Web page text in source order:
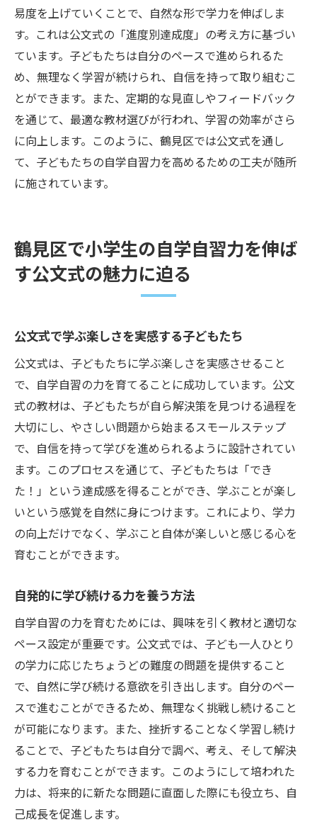
家庭での公文式活用法の工夫と実践
小学生の時期だからこそ学べる公文式の利
点
成長を見守る親御さんの声とその効果
易度を上げていくことで、自然な形で学力を伸ばしま
す。これは公文式の「進度別達成度」の考え方に基づい
ています。子どもたちは自分のペースで進められるた
め、無理なく学習が続けられ、自信を持って取り組むこ
とができます。また、定期的な見直しやフィードバック
を通じて、最適な教材選びが行われ、学習の効率がさら
に向上します。このように、鶴見区では公文式を通し
て、子どもたちの自学自習力を高めるための工夫が随所
に施されています。
鶴見区で小学生の自学自習力を伸ば
す公文式の魅力に迫る
公文式で学ぶ楽しさを実感する子どもたち
公文式は、子どもたちに学ぶ楽しさを実感させること
で、自学自習の力を育てることに成功しています。公文
式の教材は、子どもたちが自ら解決策を見つける過程を
大切にし、やさしい問題から始まるスモールステップ
で、自信を持って学びを進められるように設計されてい
ます。このプロセスを通じて、子どもたちは「でき
た！」という達成感を得ることができ、学ぶことが楽し
いという感覚を自然に身につけます。これにより、学力
の向上だけでなく、学ぶこと自体が楽しいと感じる心を
育むことができます。
自発的に学び続ける力を養う方法
自学自習の力を育むためには、興味を引く教材と適切な
ペース設定が重要です。公文式では、子ども一人ひとり
の学力に応じたちょうどの難度の問題を提供すること
で、自然に学び続ける意欲を引き出します。自分のペー
スで進むことができるため、無理なく挑戦し続けること
が可能になります。また、挫折することなく学習し続け
ることで、子どもたちは自分で調べ、考え、そして解決
する力を育むことができます。このようにして培われた
力は、将来的に新たな問題に直面した際にも役立ち、自
己成長を促進します。